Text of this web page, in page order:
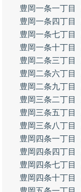
豊岡一条一丁目
豊岡一条四丁目
豊岡一条七丁目
豊岡一条十丁目
豊岡二条三丁目
豊岡二条六丁目
豊岡二条九丁目
豊岡三条二丁目
豊岡三条五丁目
豊岡三条八丁目
豊岡四条一丁目
豊岡四条四丁目
豊岡四条七丁目
豊岡四条十丁目